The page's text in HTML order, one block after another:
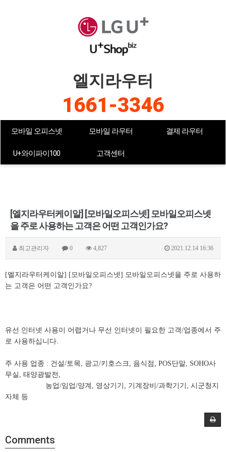
엘지라우터
1661-3346
모바일 오피스넷 모바일 라우터 결제 라우터
U+와이파이100 고객센터
[엘지라우터케이알] [모바일오피스넷] 모바일오피스넷
을 주로 사용하는 고객은 어떤 고객인가요?
최고관리자 0 4,827 2021.12.14 16:36
[엘지라우터케이알] [모바일오피스넷] 모바일오피스넷을 주로 사용하
는 고객은 어떤 고객인가요?
유선 인터넷 사용이 어렵거나 무선 인터넷이 필요한 고객/업종에서 주
로 사용하십니다.
주 사용 업종 : 건설/토목, 광고/키호스크, 음식점, POS단말, SOHO사
무실, 태양광발전,
농업/임업/양계, 영상기기, 기계장비/과학기기, 시군청지
자체 등
Comments